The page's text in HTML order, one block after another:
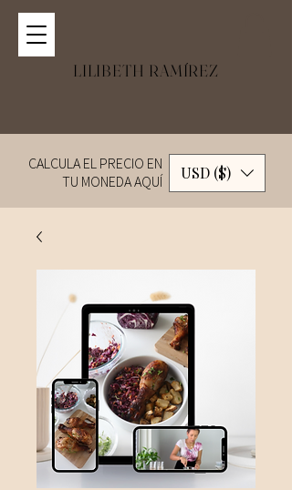
LILIBETH RAMÍREZ
CALCULA EL PRECIO EN
TU MONEDA AQUÍ
USD ($)